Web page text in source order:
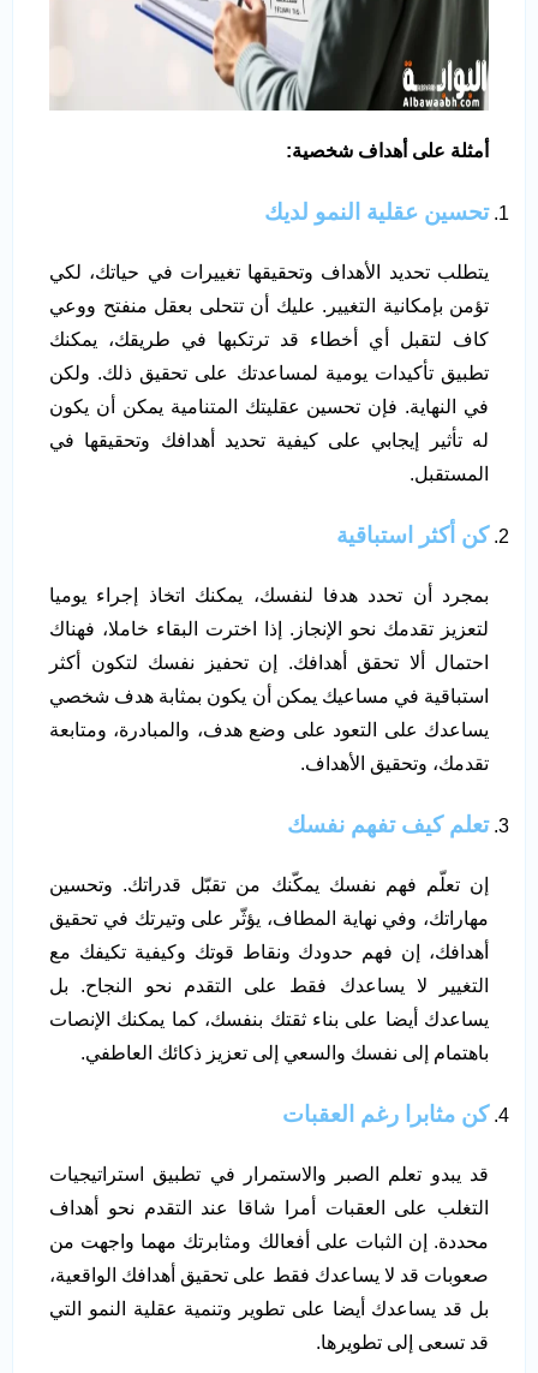
أمثلة على أهداف شخصية:
تحسين عقلية النمو لديك
يتطلب تحديد الأهداف وتحقيقها تغييرات في حياتك، لكي
تؤمن بإمكانية التغيير. عليك أن تتحلى بعقل منفتح ووعي
كاف لتقبل أي أخطاء قد ترتكبها في طريقك، يمكنك
تطبيق تأكيدات يومية لمساعدتك على تحقيق ذلك. ولكن
في النهاية. فإن تحسين عقليتك المتنامية يمكن أن يكون
له تأثير إيجابي على كيفية تحديد أهدافك وتحقيقها في
المستقبل.
كن أكثر استباقية
بمجرد أن تحدد هدفا لنفسك، يمكنك اتخاذ إجراء يوميا
لتعزيز تقدمك نحو الإنجاز. إذا اخترت البقاء خاملا، فهناك
احتمال ألا تحقق أهدافك. إن تحفيز نفسك لتكون أكثر
استباقية في مساعيك يمكن أن يكون بمثابة هدف شخصي
يساعدك على التعود على وضع هدف، والمبادرة، ومتابعة
تقدمك، وتحقيق الأهداف.
تعلم كيف تفهم نفسك
إن تعلّم فهم نفسك يمكّنك من تقبّل قدراتك. وتحسين
مهاراتك، وفي نهاية المطاف، يؤثّر على وتيرتك في تحقيق
أهدافك، إن فهم حدودك ونقاط قوتك وكيفية تكيفك مع
التغيير لا يساعدك فقط على التقدم نحو النجاح. بل
يساعدك أيضا على بناء ثقتك بنفسك، كما يمكنك الإنصات
باهتمام إلى نفسك والسعي إلى تعزيز ذكائك العاطفي.
كن مثابرا رغم العقبات
قد يبدو تعلم الصبر والاستمرار في تطبيق استراتيجيات
التغلب على العقبات أمرا شاقا عند التقدم نحو أهداف
محددة. إن الثبات على أفعالك ومثابرتك مهما واجهت من
صعوبات قد لا يساعدك فقط على تحقيق أهدافك الواقعية،
بل قد يساعدك أيضا على تطوير وتنمية عقلية النمو التي
قد تسعى إلى تطويرها.